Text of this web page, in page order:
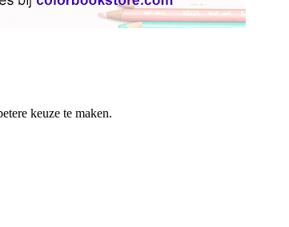
keuze te maken.